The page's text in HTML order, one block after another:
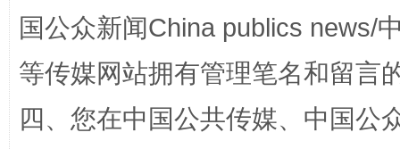
国公众新闻China publics news/
等传媒网站拥有管理笔名和留言
四、您在中国公共传媒、中国公